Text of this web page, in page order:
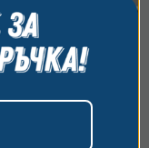
или да
информация
вашите
за